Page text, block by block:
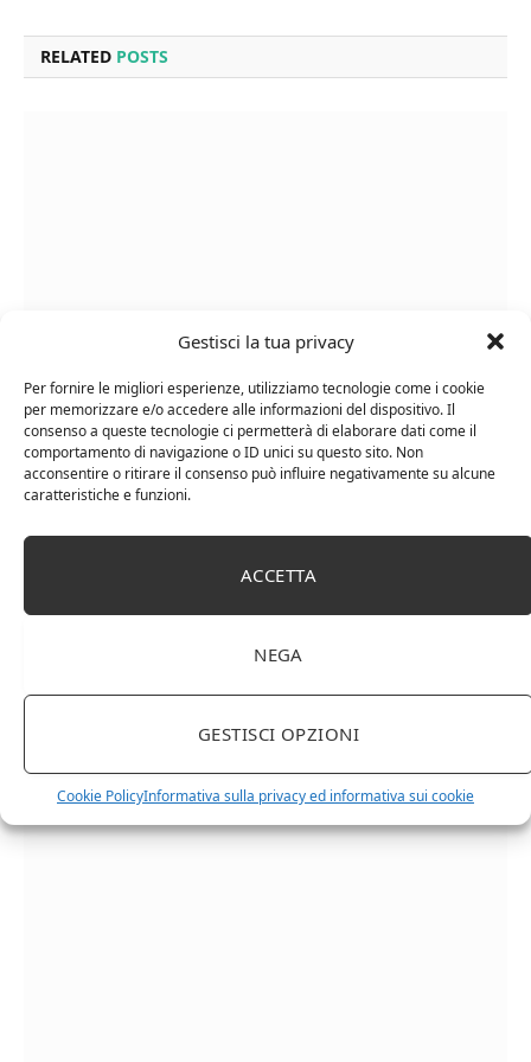
Gestisci la tua privacy
Per fornire le migliori esperienze, utilizziamo tecnologie come i cookie
per memorizzare e/o accedere alle informazioni del dispositivo. Il
consenso a queste tecnologie ci permetterà di elaborare dati come il
comportamento di navigazione o ID unici su questo sito. Non
acconsentire o ritirare il consenso può influire negativamente su alcune
caratteristiche e funzioni.
ACCETTA
NEGA
GESTISCI OPZIONI
Cookie PolicyInformativa sulla privacy ed informativa sui cookie
RELATED POSTS
Cipriani Arrigo, Vino Rosso Veneto IGT 2015,
Bottiglia Numerata, Produzione Limitata, 750 Ml
(box 3 x 0,75l) Mr. Vino bianco